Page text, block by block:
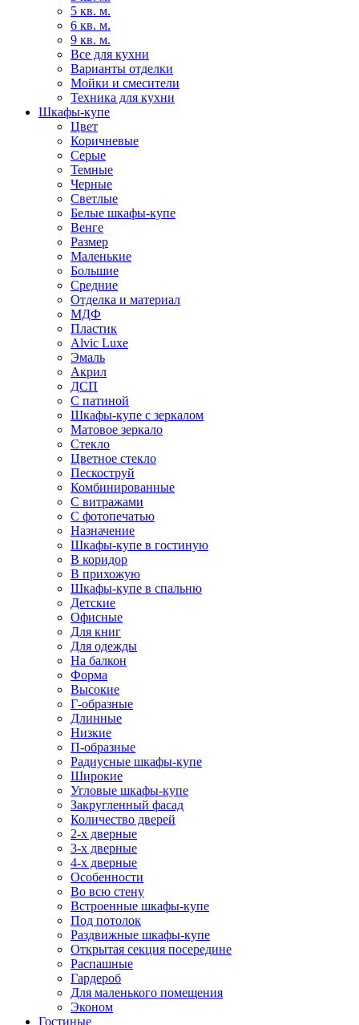
5 кв. м.
6 кв. м.
9 кв. м.
Все для кухни
Варианты отделки
Мойки и смесители
Техника для кухни
Шкафы-купе
Цвет
Коричневые
Серые
Темные
Черные
Светлые
Белые шкафы-купе
Венге
Размер
Маленькие
Большие
Средние
Отделка и материал
МДФ
Пластик
Alvic Luxe
Эмаль
Акрил
ДСП
С патиной
Шкафы-купе с зеркалом
Матовое зеркало
Стекло
Цветное стекло
Пескоструй
Комбинированные
С витражами
С фотопечатью
Назначение
Шкафы-купе в гостиную
В коридор
В прихожую
Шкафы-купе в спальню
Детские
Офисные
Для книг
Для одежды
На балкон
Форма
Высокие
Г-образные
Длинные
Низкие
П-образные
Радиусные шкафы-купе
Широкие
Угловые шкафы-купе
Закругленный фасад
Количество дверей
2-х дверные
3-х дверные
4-х дверные
Особенности
Во всю стену
Встроенные шкафы-купе
Под потолок
Раздвижные шкафы-купе
Открытая секция посередине
Распашные
Гардероб
Для маленького помещения
Эконом
Гостиные